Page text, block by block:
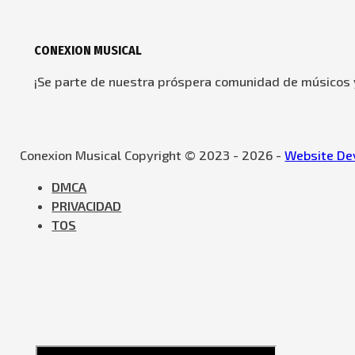
CONEXION MUSICAL
¡Se parte de nuestra próspera comunidad de
Conexion Musical Copyright © 2023 - 2026 -Website
DMCA
PRIVACIDAD
TOS